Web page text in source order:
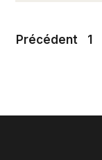
Précédent 1